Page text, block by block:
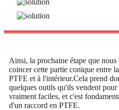
Ainsi, la prochaine étape que nous
coincer cette partie conique entre
PTFE et à l'intérieur.Cela prend
quelques outils qu'ils vendent pour
vraiment faciles, et c'est
d'un raccord en PTFE.